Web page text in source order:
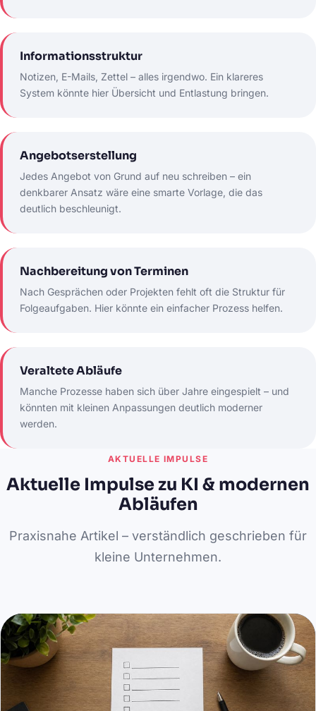
Informationsstruktur
Notizen, E-Mails, Zettel – alles irgendwo. Ein klareres
System könnte hier Übersicht und Entlastung bringen.
Angebotserstellung
Jedes Angebot von Grund auf neu schreiben – ein
denkbarer Ansatz wäre eine smarte Vorlage, die das
deutlich beschleunigt.
Nachbereitung von Terminen
Nach Gesprächen oder Projekten fehlt oft die Struktur für
Folgeaufgaben. Hier könnte ein einfacher Prozess helfen.
Veraltete Abläufe
Manche Prozesse haben sich über Jahre eingespielt – und
könnten mit kleinen Anpassungen deutlich moderner
werden.
AKTUELLE IMPULSE
Aktuelle Impulse zu KI & modernen
Abläufen
Praxisnahe Artikel – verständlich geschrieben für
kleine Unternehmen.